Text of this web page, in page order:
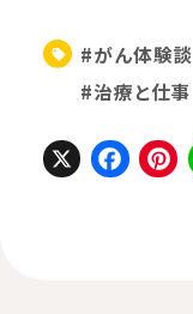
#がん体験談
#治療と仕事
X